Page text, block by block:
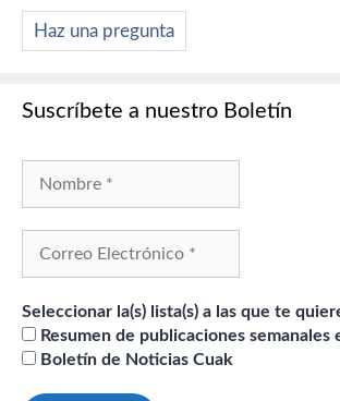
Haz una pregunta
Suscríbete a nuestro Boletín
Seleccionar la(s) lista(s) a las que te
Resumen de publicaciones semanales
Boletín de Noticias Cuak